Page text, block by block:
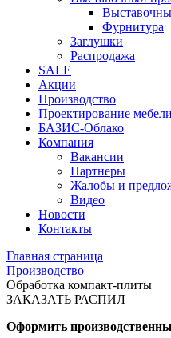
Фурнитура
Заглушки
Распродажа
SALE
Акции
Производство
Проектирование мебели
БАЗИС-Облако
Компания
Вакансии
Партнеры
Жалобы и
Видео
Новости
Контакты
Главная страница
Производство
Обработка компакт-плиты
ЗАКАЗАТЬ РАСПИЛ
Оформить